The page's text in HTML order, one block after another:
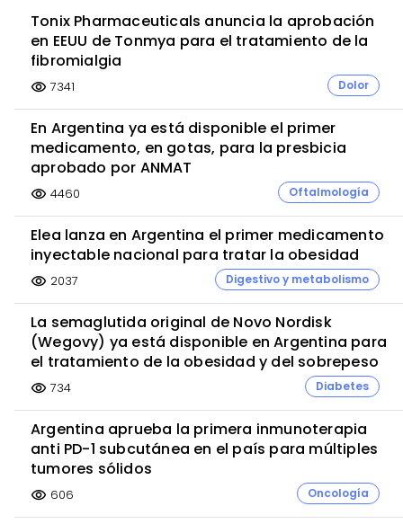
Granada Alicante Córdoba
Albacete
Cuenca
Pontevedra Teruel Melilla
Barcelona
Asturias Málaga...
Tonix Pharmaceuticals anuncia la aprobación
en EEUU de Tonmya para el tratamiento de la
fibromialgia
visibility 7341 Dolor
En Argentina ya está disponible el primer
medicamento, en gotas, para la presbicia
aprobado por ANMAT
visibility 4460 Oftalmología
Elea lanza en Argentina el primer medicamento
inyectable nacional para tratar la obesidad
visibility 2037 Digestivo y metabolismo
La semaglutida original de Novo Nordisk
(Wegovy) ya está disponible en Argentina para
el tratamiento de la obesidad y del sobrepeso
visibility 734 Diabetes
Argentina aprueba la primera inmunoterapia
anti PD-1 subcutánea en el país para múltiples
tumores sólidos
visibility 606 Oncología